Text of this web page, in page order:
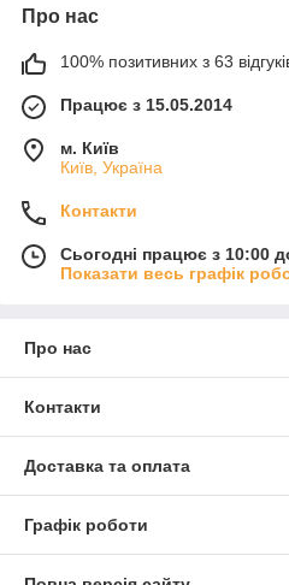
Про нас
100% позитивних з 63
Працює з 15.05.2014
м. Київ
Київ, Україна
Контакти
Сьогодні працює з 10:00
Показати весь графік
Про нас
Контакти
Доставка та оплата
Графік роботи